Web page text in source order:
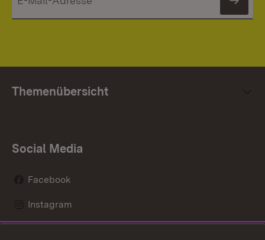
Themenübersicht
Social Media
Facebook
Instagram